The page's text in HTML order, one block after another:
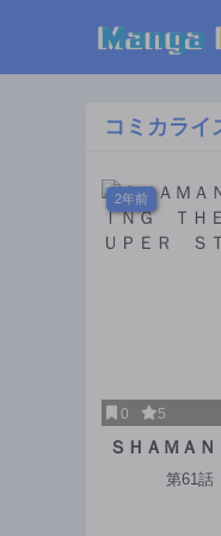
コミカライ
2年前
0 5
ＳＨＡＭＡ
ＮＧ ＴＨ
第61話